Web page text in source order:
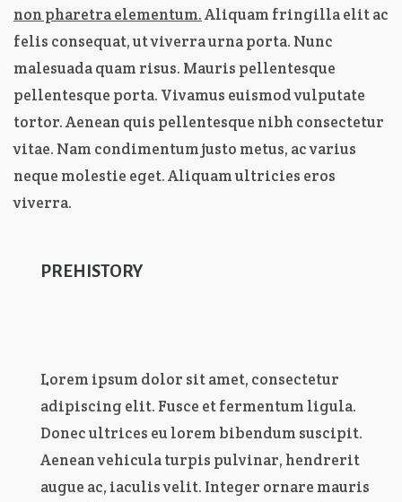
non pharetra elementum.Aliquam fringilla elit ac
felis consequat, ut viverra urna porta. Nunc
malesuada quam risus. Mauris pellentesque
pellentesque porta. Vivamus euismod vulputate
tortor. Aenean quis pellentesque nibh consectetur
vitae. Nam condimentum justo metus, ac varius
neque molestie eget. Aliquam ultricies eros
viverra.
PREHISTORY
Lorem ipsum dolor sit amet, consectetur
adipiscing elit. Fusce et fermentum ligula.
Donec ultrices eu lorem bibendum suscipit.
Aenean vehicula turpis pulvinar, hendrerit
augue ac, iaculis velit. Integer ornare mauris